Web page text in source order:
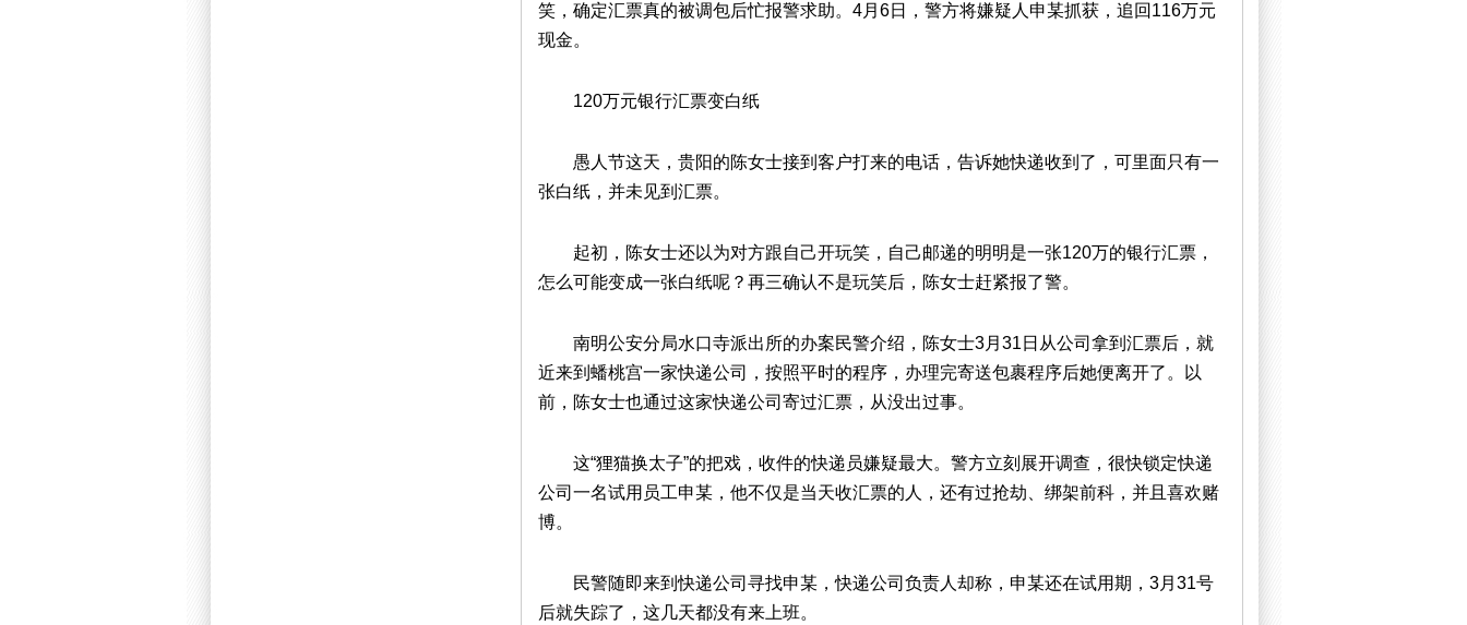
笑，确定汇票真的被调包后忙报警求助。4月6日，警方将嫌疑人申某抓获，追回116万元
现金。
120万元银行汇票变白纸
愚人节这天，贵阳的陈女士接到客户打来的电话，告诉她快递收到了，可里面只有一
张白纸，并未见到汇票。
起初，陈女士还以为对方跟自己开玩笑，自己邮递的明明是一张120万的银行汇票，
怎么可能变成一张白纸呢？再三确认不是玩笑后，陈女士赶紧报了警。
南明公安分局水口寺派出所的办案民警介绍，陈女士3月31日从公司拿到汇票后，就
近来到蟠桃宫一家快递公司，按照平时的程序，办理完寄送包裹程序后她便离开了。以
前，陈女士也通过这家快递公司寄过汇票，从没出过事。
这“狸猫换太子”的把戏，收件的快递员嫌疑最大。警方立刻展开调查，很快锁定快递
公司一名试用员工申某，他不仅是当天收汇票的人，还有过抢劫、绑架前科，并且喜欢赌
博。
民警随即来到快递公司寻找申某，快递公司负责人却称，申某还在试用期，3月31号
后就失踪了，这几天都没有来上班。